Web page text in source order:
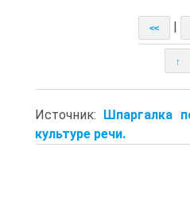
<<
↑
Источник: Шпаргалка
культуре речи.